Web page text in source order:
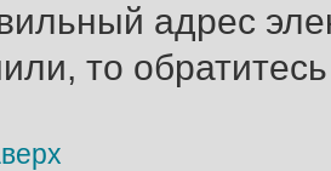
адрес
то